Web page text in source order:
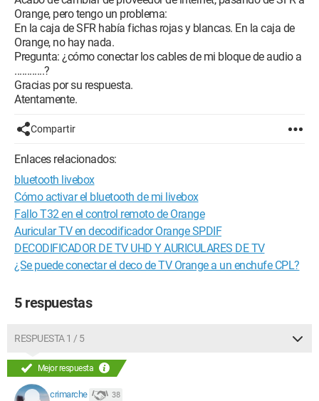
Orange, pero tengo un problema:
En la caja de SFR había fichas rojas y blancas. En la caja de
Orange, no hay nada.
Pregunta: ¿cómo conectar los cables de mi bloque de audio a
............?
Gracias por su respuesta.
Atentamente.
Compartir
Enlaces relacionados:
bluetooth livebox
Cómo activar el bluetooth de mi livebox
Fallo T32 en el control remoto de Orange
Auricular TV en decodificador Orange SPDIF
DECODIFICADOR DE TV UHD Y AURICULARES DE TV
¿Se puede conectar el deco de TV Orange a un enchufe CPL?
5 respuestas
RESPUESTA 1 / 5
Mejor respuesta
crimarche 38